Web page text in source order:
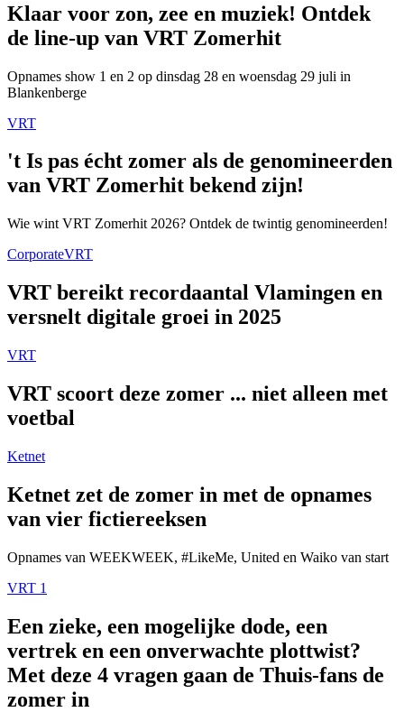
Klaar voor zon, zee en muziek! Ontdek
de line-up van VRT Zomerhit
Opnames show 1 en 2 op dinsdag 28 en woensdag 29 juli in
Blankenberge
VRT
't Is pas écht zomer als de genomineerden
van VRT Zomerhit bekend zijn!
Wie wint VRT Zomerhit 2026? Ontdek de twintig genomineerden!
CorporateVRT
VRT bereikt recordaantal Vlamingen en
versnelt digitale groei in 2025
VRT
VRT scoort deze zomer ... niet alleen met
voetbal
Ketnet
Ketnet zet de zomer in met de opnames
van vier fictiereeksen
Opnames van WEEKWEEK, #LikeMe, United en Waiko van start
VRT 1
Een zieke, een mogelijke dode, een
vertrek en een onverwachte plottwist?
Met deze 4 vragen gaan de Thuis-fans de
zomer in